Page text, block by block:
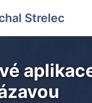
Strelec